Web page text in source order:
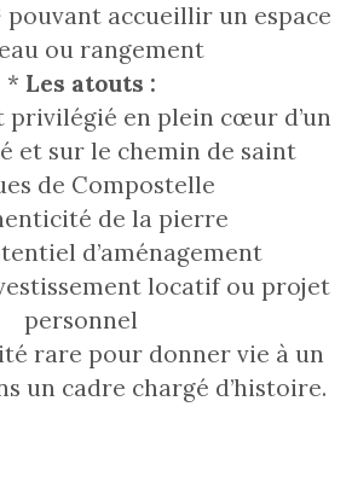
pouvant accueillir un espace
ou rangement
* Les atouts :
privilégié en plein cœur d’un
et sur le chemin de saint
de Compostelle
de la pierre
d’aménagement
locatif ou projet
personnel
rare pour donner vie à un
un cadre chargé d’histoire.